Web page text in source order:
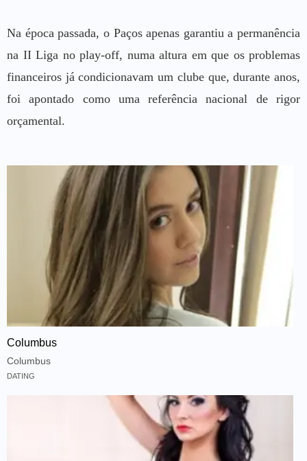
Na época passada, o Paços apenas garantiu a permanência
na II Liga no play-off, numa altura em que os problemas
financeiros já condicionavam um clube que, durante anos,
foi apontado como uma referência nacional de rigor
orçamental.
Columbus
Columbus
DATING